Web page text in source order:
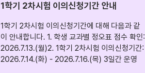
1학기 2차시험 이의신청기간 안내
1학기 2차시험 이의신청기간에 대해 다음과 같
이 안내합니다. 1. 학생 교과별 정오표 점수 확인:
2026.7.13.(월)2. 1학기 2차시험 이의신청기간:
2026.7.14.(화) - 2026.7.16.(목) 3일간 운영